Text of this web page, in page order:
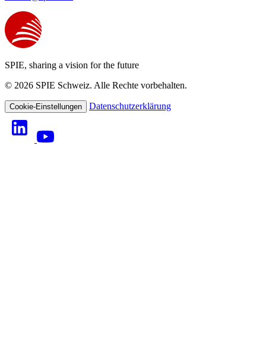
SPIE, sharing a vision for the future
© 2026 SPIE Schweiz. Alle Rechte vorbehalten.
Cookie-Einstellungen Datenschutzerklärung